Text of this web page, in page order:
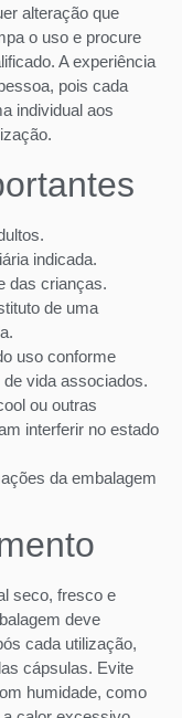
alteração que
o uso e procure
A experiência
pois cada
individual aos
indicada.
das crianças.
de uma
uso conforme
vida associados.
ou outras
interferir no estado
da embalagem
seco, fresco e
deve
cada utilização,
cápsulas. Evite
humidade, como